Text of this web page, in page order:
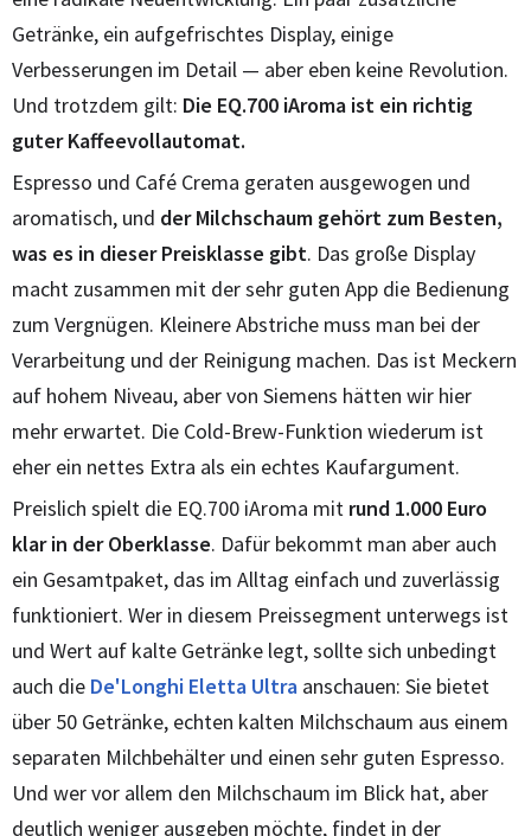
Getränke, ein aufgefrischtes Display, einige
Verbesserungen im Detail — aber eben keine Revolution.
Und trotzdem gilt: Die EQ.700 iAroma ist ein richtig
guter Kaffeevollautomat.
Espresso und Café Crema geraten ausgewogen und
aromatisch, und der Milchschaum gehört zum Besten,
was es in dieser Preisklasse gibt. Das große Display
macht zusammen mit der sehr guten App die Bedienung
zum Vergnügen. Kleinere Abstriche muss man bei der
Verarbeitung und der Reinigung machen. Das ist Meckern
auf hohem Niveau, aber von Siemens hätten wir hier
mehr erwartet. Die Cold-Brew-Funktion wiederum ist
eher ein nettes Extra als ein echtes Kaufargument.
Preislich spielt die EQ.700 iAroma mit rund 1.000 Euro
klar in der Oberklasse. Dafür bekommt man aber auch
ein Gesamtpaket, das im Alltag einfach und zuverlässig
funktioniert. Wer in diesem Preissegment unterwegs ist
und Wert auf kalte Getränke legt, sollte sich unbedingt
auch die De'Longhi Eletta Ultra anschauen: Sie bietet
über 50 Getränke, echten kalten Milchschaum aus einem
separaten Milchbehälter und einen sehr guten Espresso.
Und wer vor allem den Milchschaum im Blick hat, aber
deutlich weniger ausgeben möchte, findet in der